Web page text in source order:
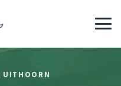
UITHOORN